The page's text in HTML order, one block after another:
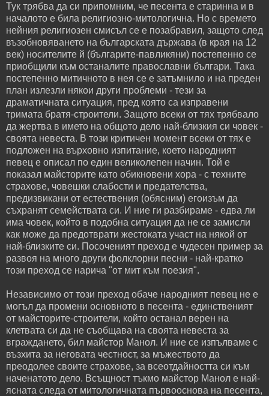
Тук трябва да си припомним, че песента е старинна и в
началото е била религиозно-митологична. Но с времето
нейния религиозен смисъл се е позабравил, защото след
възобновяването на българската държава (в края на 12
век) носителите й (българите-павликяни) постепенно се
приобщили към останалите православни българи. Така
постепенно митичното в нея се е затъмнило и на преден
план излезли някои други проблеми - тези за
драматичната ситуация, пред която са изправени
тримата братя-строители. Защото всеки от тях трябвало
да жертва в името на общото дело най-близкия си човек -
своята невеста. В този критичен момент всеки от тях е
подложен на върховно изпитание, което народният
певец е описал по един великолепен начин. Той е
показал майсторите като обикновени хора - с техните
страхове, човешки слабости и предателства,
предизвикани от естествения (обясним) егоизъм да
съхранят семействата си. И ние ги разбираме - едва ли
има човек, който в подобна ситуация да не се замисли
как може да предотврати жестоката участ на някой от
най-близките си. Посоченият преход е чудесен пример за
развоя на много други фолклорни песни - най-кратко
този преход се нарича "от мит към поезия".
Независимо от този преход обаче народният певец не е
могъл да промени основното в песента - единственият
от майсторите-строители, който останал верен на
клетвата си да не съобщава на своята невеста за
вграждането, бил майстор Манол. И ние се изпълваме с
възхита за неговата честност, за мъжеството да
преодолее своите страхове, за всеотдайността си към
наченатото дело. Всъщност тъкмо майстор Манол е най-
ясната следа от митологичната първооснова на песента,